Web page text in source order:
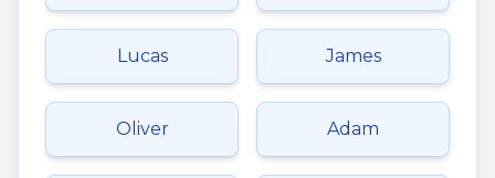
Lucas James
Oliver Adam